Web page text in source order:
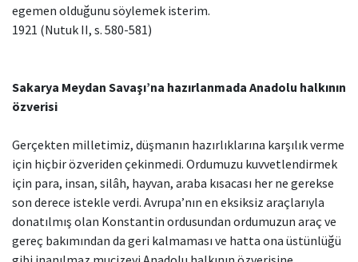
egemen olduğunu söylemek isterim.
1921 (Nutuk II, s. 580-581)
Sakarya Meydan Savaşı’na hazırlanmada Anadolu halkının
özverisi
Gerçekten milletimiz, düşmanın hazırlıklarına karşılık verme
için hiçbir özveriden çekinmedi. Ordumuzu kuvvetlendirmek
için para, insan, silâh, hayvan, araba kısacası her ne gerekse
son derece istekle verdi. Avrupa’nın en eksiksiz araçlarıyla
donatılmış olan Konstantin ordusundan ordumuzun araç ve
gereç bakımından da geri kalmaması ve hatta ona üstünlüğü